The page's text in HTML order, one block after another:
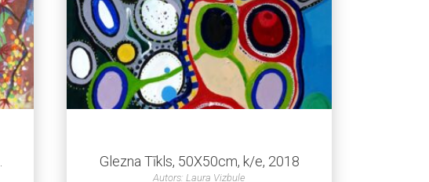
Glezna Tīkls, 50X50cm, k/e, 2018
Autors: Laura Vizbule